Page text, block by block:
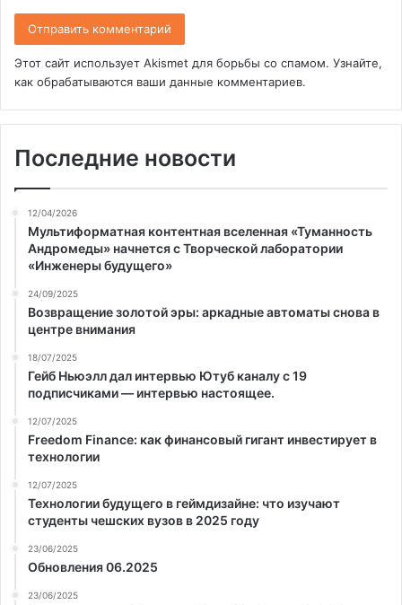
Этот сайт использует Akismet для борьбы со спамом. Узнайте,
как обрабатываются ваши данные комментариев.
Последние новости
12/04/2026
Мультиформатная контентная вселенная «Туманность
Андромеды» начнется с Творческой лаборатории
«Инженеры будущего»
24/09/2025
Возвращение золотой эры: аркадные автоматы снова в
центре внимания
18/07/2025
Гейб Ньюэлл дал интервью Ютуб каналу с 19
подписчиками — интервью настоящее.
12/07/2025
Freedom Finance: как финансовый гигант инвестирует в
технологии
12/07/2025
Технологии будущего в геймдизайне: что изучают
студенты чешских вузов в 2025 году
23/06/2025
Обновления 06.2025
23/06/2025